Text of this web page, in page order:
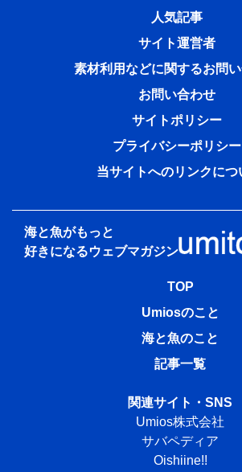
人気記事
サイト運営者
素材利用などに関するお問
お問い合わせ
サイトポリシー
プライバシーポリシー
当サイトへのリンクにつ
海と魚がもっと
好きになるウェブマガジン
TOP
Umiosのこと
海と魚のこと
記事一覧
関連サイト・SNS
Umios株式会社
サバペディア
Oishiine!!